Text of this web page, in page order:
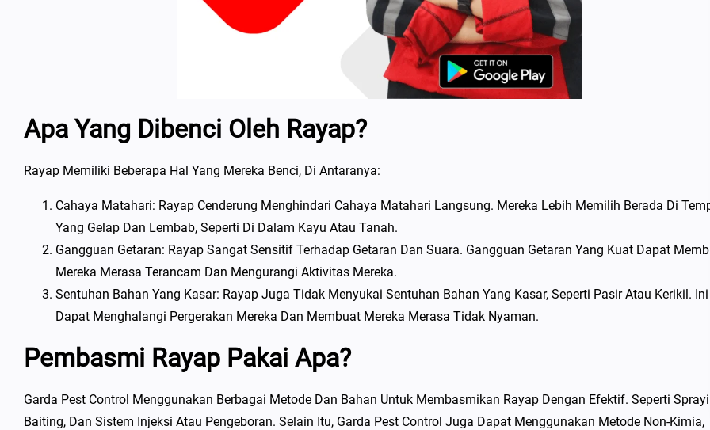
Apa Yang Dibenci Oleh Rayap?
Rayap Memiliki Beberapa Hal Yang Mereka Benci, Di Antaranya:
Cahaya Matahari: Rayap Cenderung Menghindari Cahaya Matahari Langsung. Mereka Lebih Memilih Berada Di
Yang Gelap Dan Lembab, Seperti Di Dalam Kayu Atau Tanah.
Gangguan Getaran: Rayap Sangat Sensitif Terhadap Getaran Dan Suara. Gangguan Getaran Yang Kuat Dapat
Mereka Merasa Terancam Dan Mengurangi Aktivitas Mereka.
Sentuhan Bahan Yang Kasar: Rayap Juga Tidak Menyukai Sentuhan Bahan Yang Kasar, Seperti Pasir Atau Kerikil. Ini
Dapat Menghalangi Pergerakan Mereka Dan Membuat Mereka Merasa Tidak Nyaman.
Pembasmi Rayap Pakai Apa?
Garda Pest Control Menggunakan Berbagai Metode Dan Bahan Untuk Membasmikan Rayap Dengan Efektif. Seperti
Baiting, Dan Sistem Injeksi Atau Pengeboran. Selain Itu, Garda Pest Control Juga Dapat Menggunakan Metode Non-Kimia,